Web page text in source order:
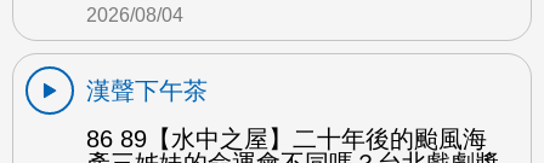
2026/08/04
漢聲下午茶
86 89【水中之屋】二十年後的颱風海